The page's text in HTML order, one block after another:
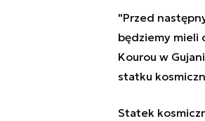
"Przed
będziemy mieli
Kourou w
statku
Statek